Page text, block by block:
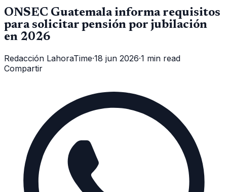
ONSEC Guatemala informa requisitos
para solicitar pensión por jubilación
en 2026
Redacción LahoraTime·18 jun 2026·1 min read
Compartir